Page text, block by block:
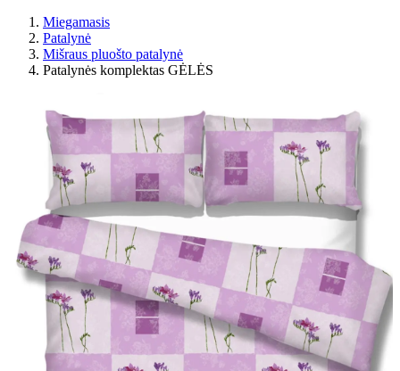
Miegamasis
Patalynė
Mišraus pluošto patalynė
Patalynės komplektas GĖLĖS